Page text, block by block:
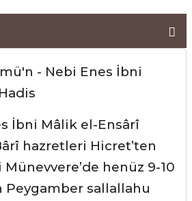
- Nebi Enes İbni
İbni Mâlik el-Ensârî
hazretleri Hicret’ten
henüz 9-10
Peygamber sallallahu